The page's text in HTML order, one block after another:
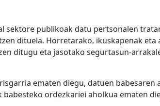
sektore publikoak datu pertsonalen
dituela. Horretarako, ikuskapenak
ditugu eta jasotako segurtasun-
ematen diegu, datuen babesaren
ordezkariei aholkua ematen